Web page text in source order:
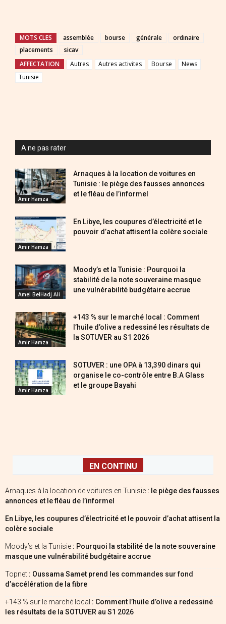
MOTS CLES assemblée bourse générale
ordinaire
placements
sicav
AFFECTATION
Autres Autres activites Bourse
News
Tunisie
A ne pas rater
Amir Hamza
Arnaques à la location de voitures en
Tunisie : le piège des fausses annonces
et le fléau de l’informel
Amir Hamza
En Libye, les coupures d’électricité et le
pouvoir d’achat attisent la colère sociale
Amel BelHadj Ali
Moody’s et la Tunisie : Pourquoi la
stabilité de la note souveraine masque
une vulnérabilité budgétaire accrue
Amir Hamza
+143 % sur le marché local : Comment
l’huile d’olive a redessiné les résultats de
la SOTUVER au S1 2026
Amir Hamza
SOTUVER : une OPA à 13,390 dinars qui
organise le co-contrôle entre B.A Glass
et le groupe Bayahi
EN CONTINU
Arnaques à la location de voitures en Tunisie : le piège des fausses
annonces et le fléau de l’informel
En Libye, les coupures d’électricité et le pouvoir d’achat attisent la
colère sociale
Moody’s et la Tunisie : Pourquoi la stabilité de la note souveraine
masque une vulnérabilité budgétaire accrue
Topnet : Oussama Samet prend les commandes sur fond
d’accélération de la fibre
+143 % sur le marché local : Comment l’huile d’olive a redessiné
les résultats de la SOTUVER au S1 2026